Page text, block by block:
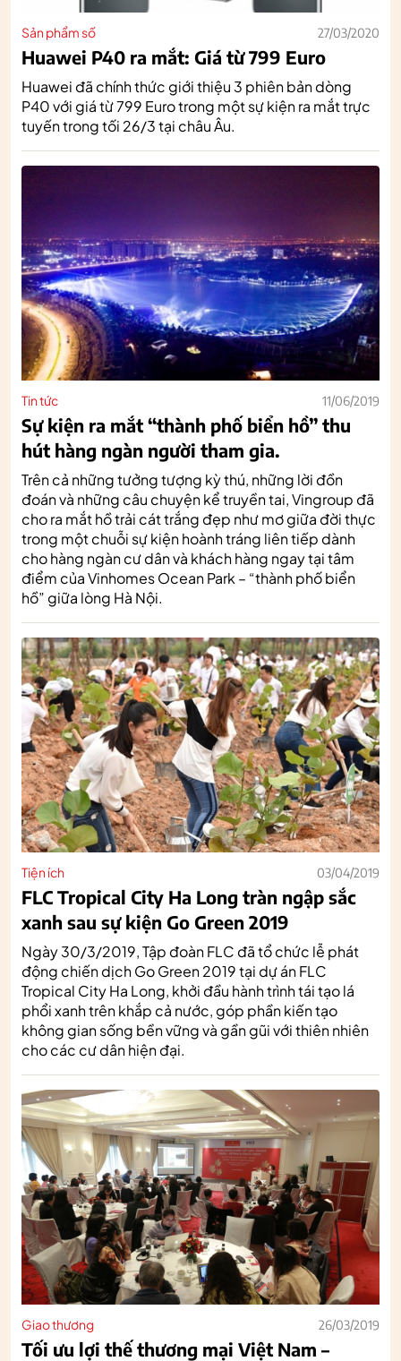
Sản phẩm số 27/03/2020
Huawei P40 ra mắt: Giá từ 799 Euro
Huawei đã chính thức giới thiệu 3 phiên bản dòng
P40 với giá từ 799 Euro trong một sự kiện ra mắt trực
tuyến trong tối 26/3 tại châu Âu.
Tin tức 11/06/2019
Sự kiện ra mắt “thành phố biển hồ” thu
hút hàng ngàn người tham gia.
Trên cả những tưởng tượng kỳ thú, những lời đồn
đoán và những câu chuyện kể truyền tai, Vingroup đã
cho ra mắt hồ trải cát trắng đẹp như mơ giữa đời thực
trong một chuỗi sự kiện hoành tráng liên tiếp dành
cho hàng ngàn cư dân và khách hàng ngay tại tâm
điểm của Vinhomes Ocean Park – “thành phố biển
hồ” giữa lòng Hà Nội.
Tiện ích 03/04/2019
FLC Tropical City Ha Long tràn ngập sắc
xanh sau sự kiện Go Green 2019
Ngày 30/3/2019, Tập đoàn FLC đã tổ chức lễ phát
động chiến dịch Go Green 2019 tại dự án FLC
Tropical City Ha Long, khởi đầu hành trình tái tạo lá
phổi xanh trên khắp cả nước, góp phần kiến tạo
không gian sống bền vững và gần gũi với thiên nhiên
cho các cư dân hiện đại.
Giao thương 26/03/2019
Tối ưu lợi thế thương mại Việt Nam –